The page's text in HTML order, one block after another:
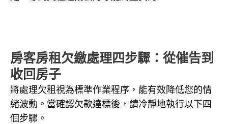
房客房租欠繳處理四步驟：從催告到
收回房子
將處理欠租視為標準作業程序，能有效降低您的情
緒波動。當確認欠款達標後，請冷靜地執行以下四
個步驟。